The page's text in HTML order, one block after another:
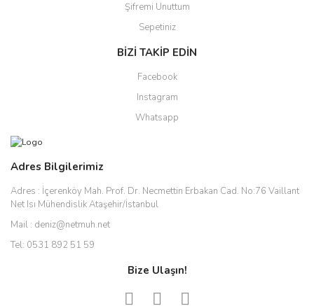
Şifremi Unuttum
Sepetiniz
BİZİ TAKİP EDİN
Facebook
Instagram
Whatsapp
Adres Bilgilerimiz
Adres : İçerenköy Mah. Prof. Dr. Necmettin Erbakan Cad. No:76 Vaillant
Net Isı Mühendislik Ataşehir/İstanbul
Mail : deniz@netmuh.net
Tel: 0531 892 51 59
Bize Ulaşın!